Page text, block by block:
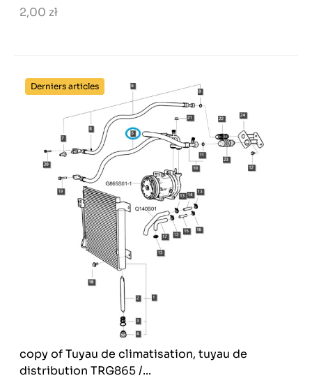
2,00 zł
Derniers articles
copy of Tuyau de climatisation, tuyau de
distribution TRG865 /...